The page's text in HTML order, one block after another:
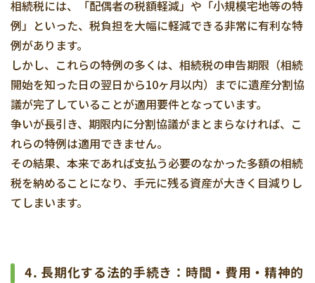
相続税には、「配偶者の税額軽減」や「小規模宅地等の特
例」といった、税負担を大幅に軽減できる非常に有利な特
例があります。
しかし、これらの特例の多くは、相続税の申告期限（相続
開始を知った日の翌日から10ヶ月以内）までに遺産分割協
議が完了していることが適用要件となっています。
争いが長引き、期限内に分割協議がまとまらなければ、こ
れらの特例は適用できません。
その結果、本来であれば支払う必要のなかった多額の相続
税を納めることになり、手元に残る資産が大きく目減りし
てしまいます。
4. 長期化する法的手続き：時間・費用・精神的